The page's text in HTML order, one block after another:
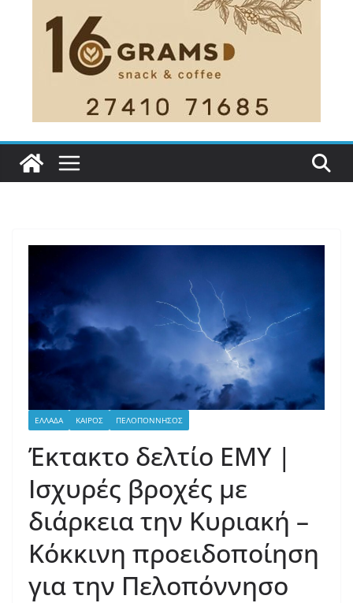
ΕΛΛΑΔΑ ΚΑΙΡΟΣ ΠΕΛΟΠΟΝΝΗΣΟΣ
Έκτακτο δελτίο ΕΜΥ |
Ισχυρές βροχές με
διάρκεια την Κυριακή –
Κόκκινη προειδοποίηση
για την Πελοπόννησο